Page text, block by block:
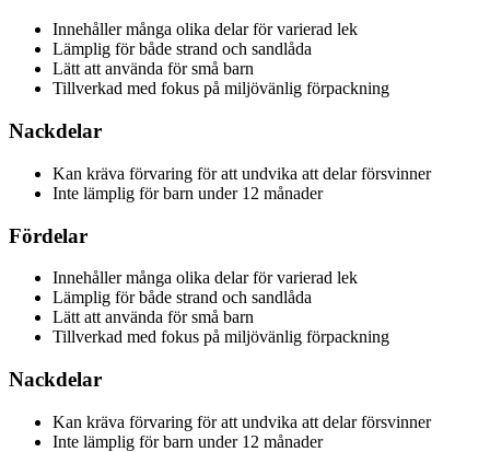
Innehåller många olika delar för varierad lek
Lämplig för både strand och sandlåda
Lätt att använda för små barn
Tillverkad med fokus på miljövänlig förpackning
Nackdelar
Kan kräva förvaring för att undvika att delar försvinner
Inte lämplig för barn under 12 månader
Fördelar
Innehåller många olika delar för varierad lek
Lämplig för både strand och sandlåda
Lätt att använda för små barn
Tillverkad med fokus på miljövänlig förpackning
Nackdelar
Kan kräva förvaring för att undvika att delar försvinner
Inte lämplig för barn under 12 månader